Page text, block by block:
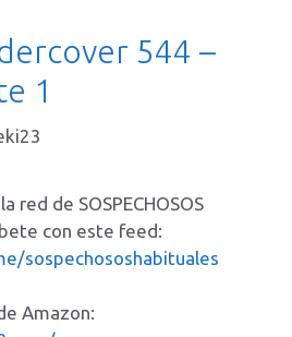
544 –
1
red de SOSPECHOSOS
con este feed:
sospechososhabituales
Amazon: